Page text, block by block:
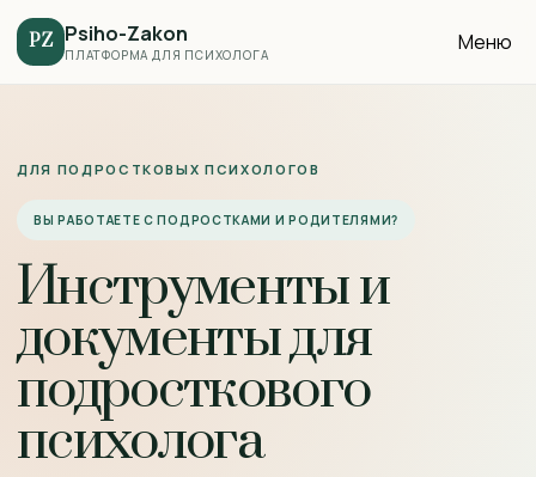
PZ Psiho-Zakon
ПЛАТФОРМА ДЛЯ ПСИХОЛОГА Меню
ДЛЯ ПОДРОСТКОВЫХ ПСИХОЛОГОВ
ВЫ РАБОТАЕТЕ С ПОДРОСТКАМИ И РОДИТЕЛЯМИ?
Инструменты и
документы для
подросткового
психолога